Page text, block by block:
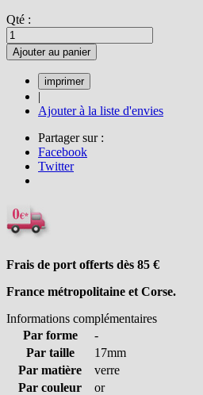
Qté :
Ajouter au panier
|
Ajouter à la liste d'envies
Partager sur :
Facebook
Twitter
Frais de port offerts dès 85 €
France métropolitaine et Corse.
Informations complémentaires
Par forme
-
Par taille
17mm
Par matière
verre
Par couleur
or